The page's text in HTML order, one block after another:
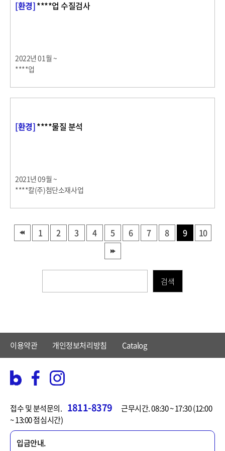
[환경]****업 수질검사
2022년 01월 ~
****업
[환경]****물질 분석
2021년 09월 ~
****칼(주)첨단소재사업
1 2 3 4 5 6 7 8 9 10
검색
이용약관 개인정보처리방침 Catalog
접수 및 분석문의. 1811-8379
근무시간. 08:30 ~ 17:30 (12:00
~ 13:00 점심시간)
입금안내.